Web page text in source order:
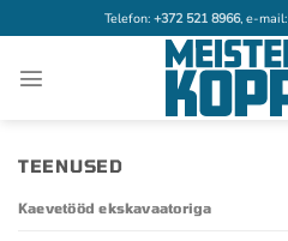
to
content
Telefon: +372 521 8966, e-mail:
TEENUSED
Kaevetööd ekskavaatoriga